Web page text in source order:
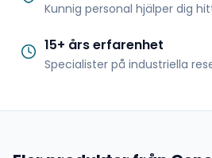
Kunnig personal hjälper dig
15+ års erfarenhet
Specialister på industriella